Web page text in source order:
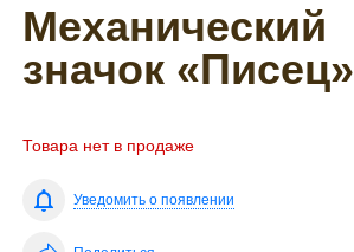
Механический
значок «Писец»
Товара нет в продаже
Уведомить о появлении